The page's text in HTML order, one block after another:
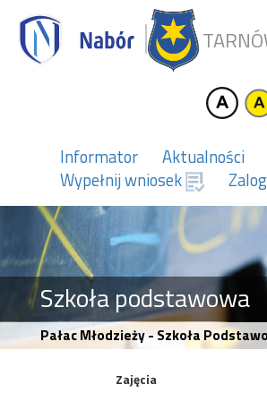
Informator Aktualności
Wypełnij wniosek
Szkoła podstawowa
Pałac Młodzieży - Szkoła
Zajęcia